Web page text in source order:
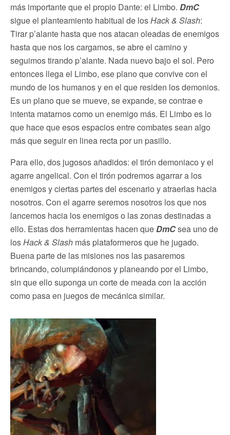
más importante que el propio Dante: el Limbo. DmC
sigue el planteamiento habitual de losHack & Slash:
Tirar p’alante hasta que nos atacan oleadas de enemigos
hasta que nos los cargamos, se abre el camino y
seguimos tirando p’alante. Nada nuevo bajo el sol. Pero
entonces llega el Limbo, ese plano que convive con el
mundo de los humanos y en el que residen los demonios.
Es un plano que se mueve, se expande, se contrae e
intenta matarnos como un enemigo más. El Limbo es lo
que hace que esos espacios entre combates sean algo
más que seguir en linea recta por un pasillo.
Para ello, dos jugosos añadidos: el tirón demoniaco y el
agarre angelical. Con el tirón podremos agarrar a los
enemigos y ciertas partes del escenario y atraerlas hacia
nosotros. Con el agarre seremos nosotros los que nos
lancemos hacia los enemigos o las zonas destinadas a
ello. Estas dos herramientas hacen queDmCsea uno de
losHack & Slash más plataformeros que he jugado.
Buena parte de las misiones nos las pasaremos
brincando, columpiándonos y planeando por el Limbo,
sin que ello suponga un corte de meada con la acción
como pasa en juegos de mecánica similar.